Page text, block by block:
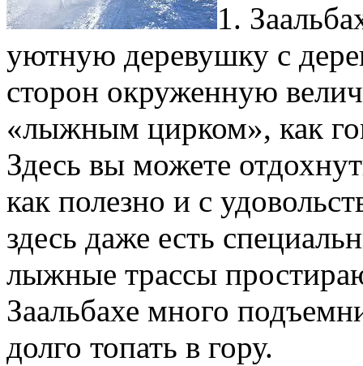
1.
уютную деревушку с
сторон окруженную
«лыжным цирком», как
Здесь вы можете
как полезно и с
здесь даже есть
лыжные трассы
Заальбахе много
долго топать в гору.